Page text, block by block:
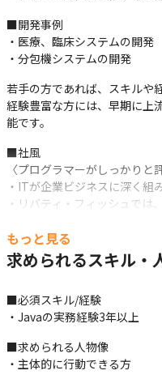
■開発事例
・医療、臨床システムの開発
・分包機システムの開発
若手の方であれば、スキルや
経験豊富な方には、早期に上
能です。
■社風
〈プログラマーがしっかりと
・ITが企業ビジネスに深く
・リバティ・フィッシュで
きたい思い・スキルアップし
■この仕事の面白み、魅力
のステップに向けて積極的に
もっと見る
求められるスキル・
■必須スキル/経験
・Javaの実務経験3年以上
■求められる人物像
・主体的に行動できる方